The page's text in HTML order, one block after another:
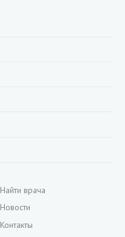
Найти врача
Новости
Контакты